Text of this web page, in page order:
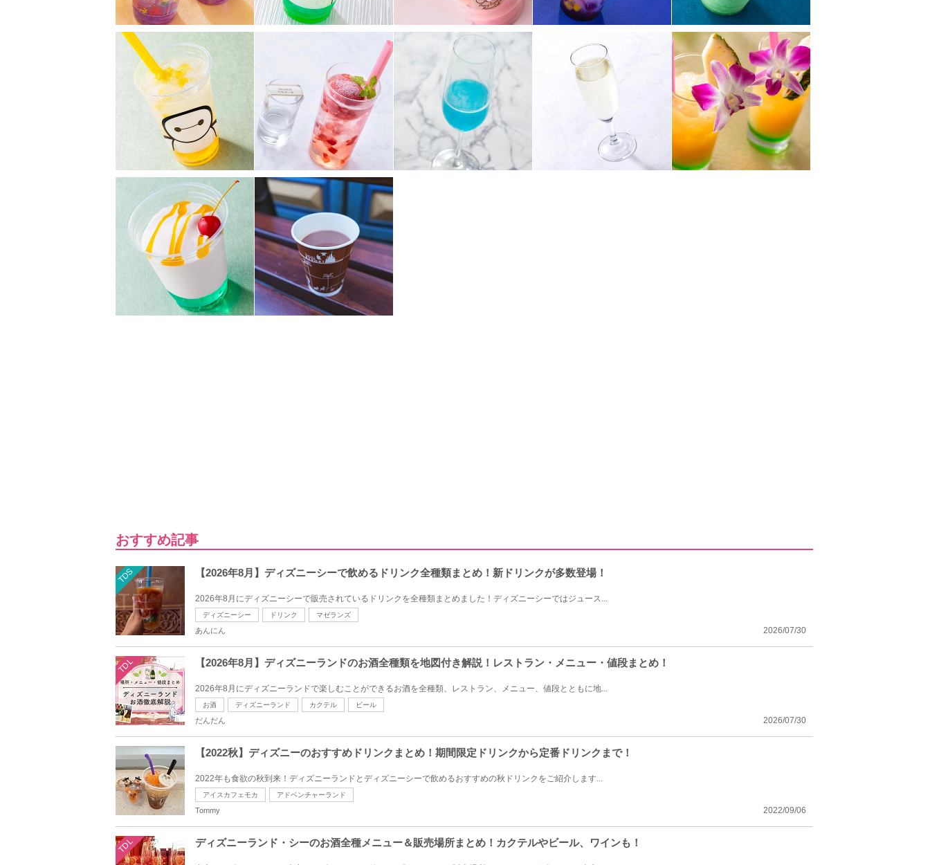
おすすめ記事
TDS 【2026年8月】ディズニーシーで飲めるドリンク全種類まとめ！新ドリンクが多数登場！
2026年8月にディズニーシーで販売されているドリンクを全種類まとめました！ディズニーシーではジュース...
ディズニーシー ドリンク マゼランズ
2026/07/30
あんにん
TDL 【2026年8月】ディズニーランドのお酒全種類を地図付き解説！レストラン・メニュー・値段まとめ！
2026年8月にディズニーランドで楽しむことができるお酒を全種類、レストラン、メニュー、値段とともに地...
お酒 ディズニーランド カクテル ビール
2026/07/30
だんだん
【2022秋】ディズニーのおすすめドリンクまとめ！期間限定ドリンクから定番ドリンクまで！
2022年も食欲の秋到来！ディズニーランドとディズニーシーで飲めるおすすめの秋ドリンクをご紹介します...
アイスカフェモカ アドベンチャーランド
2022/09/06
Tommy
TDL ディズニーランド・シーのお酒全種メニュー＆販売場所まとめ！カクテルやビール、ワインも！